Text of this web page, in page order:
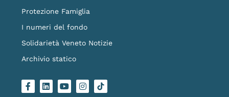
Protezione Famiglia
I numeri del fondo
Solidarietà Veneto Notizie
Archivio statico
F
a
L
i
Y
o
I
n
L
o